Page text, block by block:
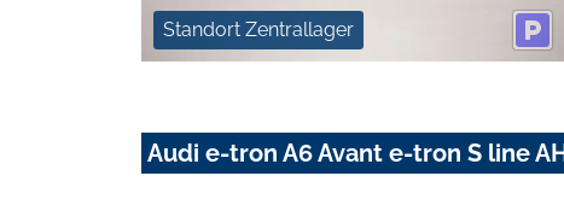
Standort Zentrallager
Audi e-tron A6 Avant e-tron S line